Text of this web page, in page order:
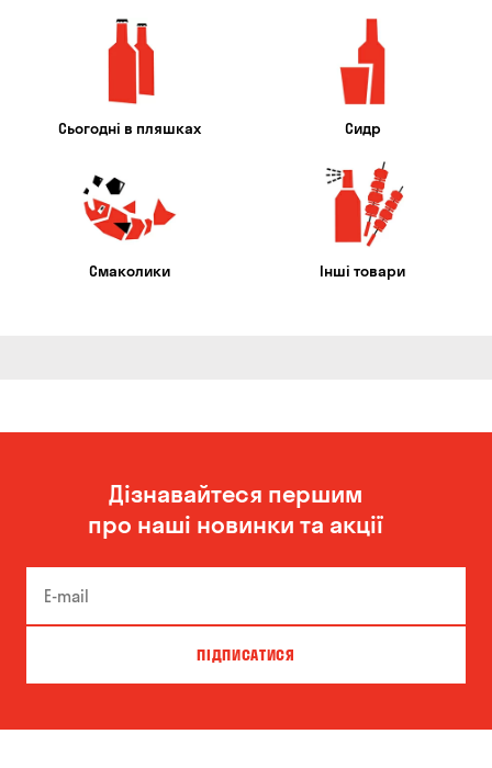
Сьогодні в пляшках Сидр
Смаколики Інші товари
Дізнавайтеся першим
про наші новинки та акції
ПІДПИСАТИСЯ